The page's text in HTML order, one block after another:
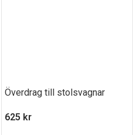
Överdrag till stolsvagnar
625 kr